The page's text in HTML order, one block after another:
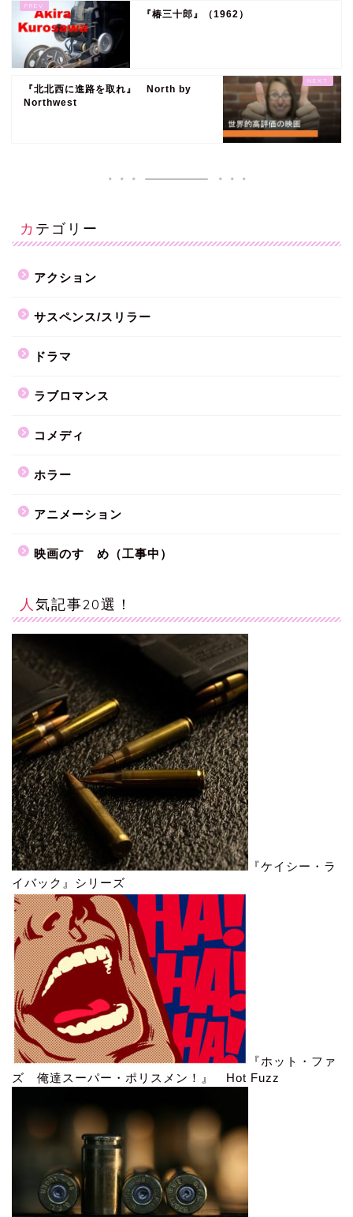
『椿三十郎』（1962）
『北北西に進路を取れ』 North by
Northwest
カテゴリー
アクション
サスペンス/スリラー
ドラマ
ラブロマンス
コメディ
ホラー
アニメーション
映画のすゝめ（工事中）
人気記事20選！
『ケイシー・ラ
イバック』シリーズ
『ホット・ファ
ズ 俺達スーパー・ポリスメン！』 Hot Fuzz